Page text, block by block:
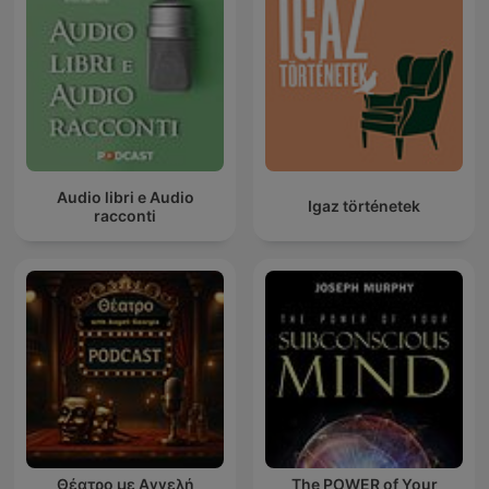
Audio libri e Audio
racconti
Igaz történetek
Θέατρο με Αγγελή The POWER of Your